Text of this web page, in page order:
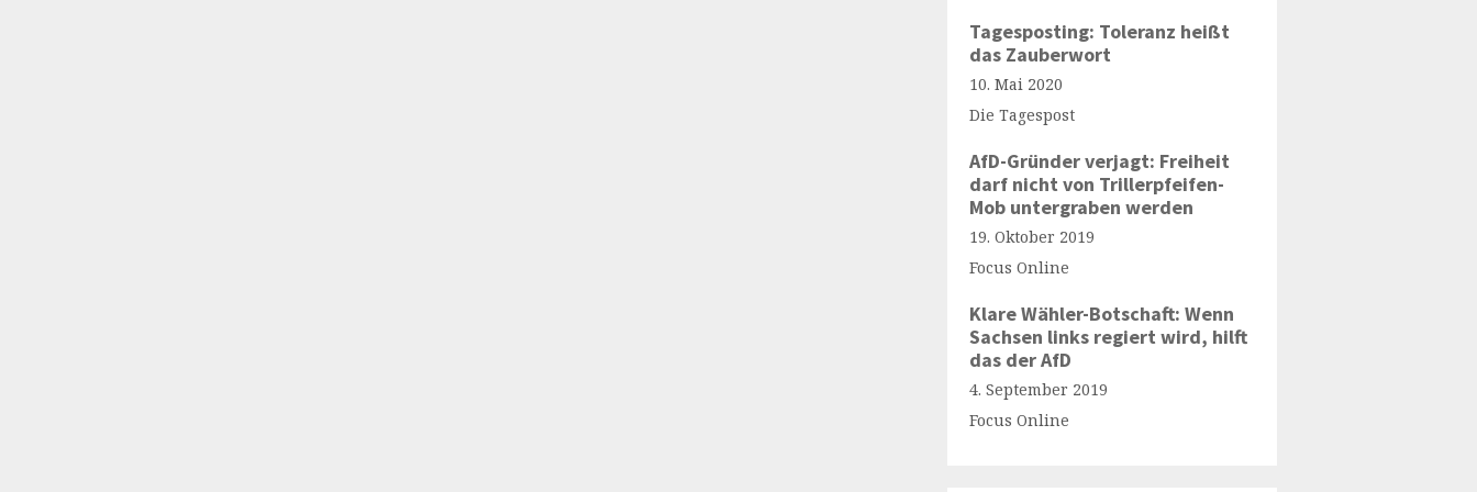
Tagesposting: Toleranz heißt
das Zauberwort
10. Mai 2020
Die Tagespost
AfD-Gründer verjagt: Freiheit
darf nicht von Trillerpfeifen-
Mob untergraben werden
19. Oktober 2019
Focus Online
Klare Wähler-Botschaft: Wenn
Sachsen links regiert wird, hilft
das der AfD
4. September 2019
Focus Online